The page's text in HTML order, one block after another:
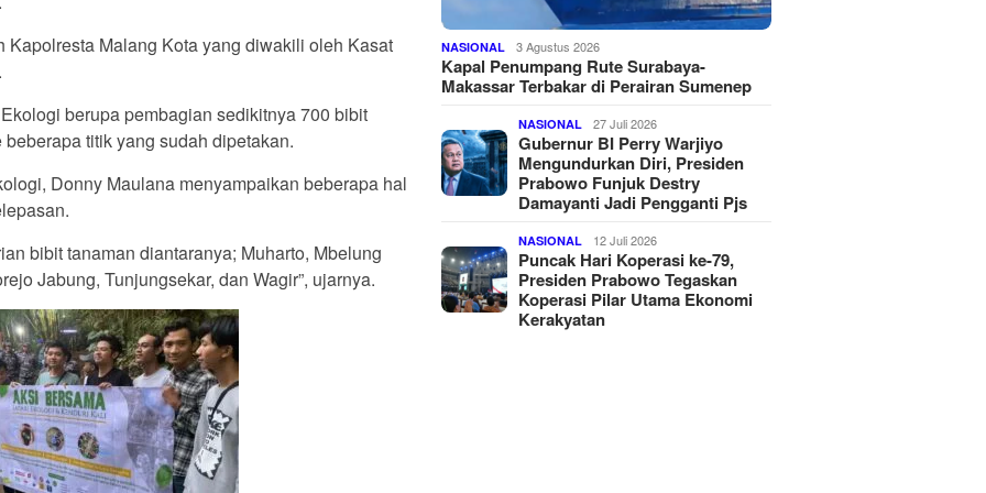
Malang Kota yang diwakili oleh Kasat
berupa pembagian sedikitnya 700 bibit
titik yang sudah dipetakan.
Donny Maulana menyampaikan beberapa hal
bibit tanaman diantaranya; Muharto, Mbelung
Jabung, Tunjungsekar, dan Wagir”, ujarnya.
NASIONAL 3 Agustus 2026
Kapal Penumpang Rute Surabaya-
Makassar Terbakar di Perairan Sumenep
NASIONAL 27 Juli 2026
Gubernur BI Perry Warjiyo
Mengundurkan Diri, Presiden
Prabowo Funjuk Destry
Damayanti Jadi Pengganti Pjs
NASIONAL 12 Juli 2026
Puncak Hari Koperasi ke-79,
Presiden Prabowo Tegaskan
Koperasi Pilar Utama Ekonomi
Kerakyatan